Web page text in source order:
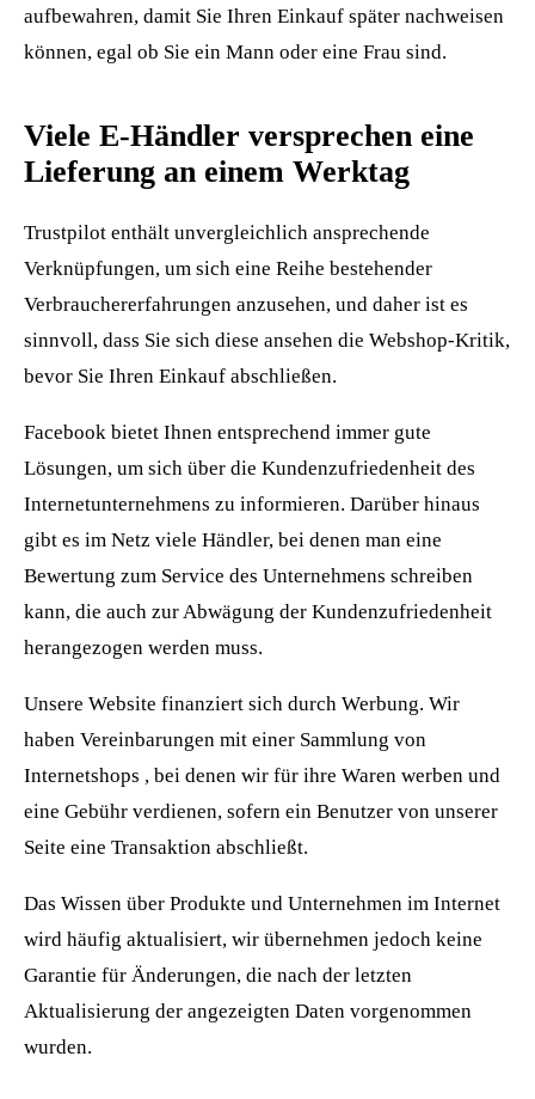
aufbewahren, damit Sie Ihren Einkauf später nachweisen
können, egal ob Sie ein Mann oder eine Frau sind.
Viele E-Händler versprechen eine
Lieferung an einem Werktag
Trustpilot enthält unvergleichlich ansprechende
Verknüpfungen, um sich eine Reihe bestehender
Verbrauchererfahrungen anzusehen, und daher ist es
sinnvoll, dass Sie sich diese ansehen die Webshop-Kritik,
bevor Sie Ihren Einkauf abschließen.
Facebook bietet Ihnen entsprechend immer gute
Lösungen, um sich über die Kundenzufriedenheit des
Internetunternehmens zu informieren. Darüber hinaus
gibt es im Netz viele Händler, bei denen man eine
Bewertung zum Service des Unternehmens schreiben
kann, die auch zur Abwägung der Kundenzufriedenheit
herangezogen werden muss.
Unsere Website finanziert sich durch Werbung. Wir
haben Vereinbarungen mit einer Sammlung von
Internetshops , bei denen wir für ihre Waren werben und
eine Gebühr verdienen, sofern ein Benutzer von unserer
Seite eine Transaktion abschließt.
Das Wissen über Produkte und Unternehmen im Internet
wird häufig aktualisiert, wir übernehmen jedoch keine
Garantie für Änderungen, die nach der letzten
Aktualisierung der angezeigten Daten vorgenommen
wurden.